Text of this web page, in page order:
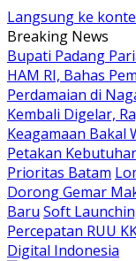
Langsung ke
Breaking News
Bupati Padang
HAM RI, Bahas
Perdamaian di
Kembali Digelar,
Keagamaan Bakal
Petakan
Prioritas Batam
Dorong Gemar
Baru Soft
Percepatan RUU
Digital Indonesia